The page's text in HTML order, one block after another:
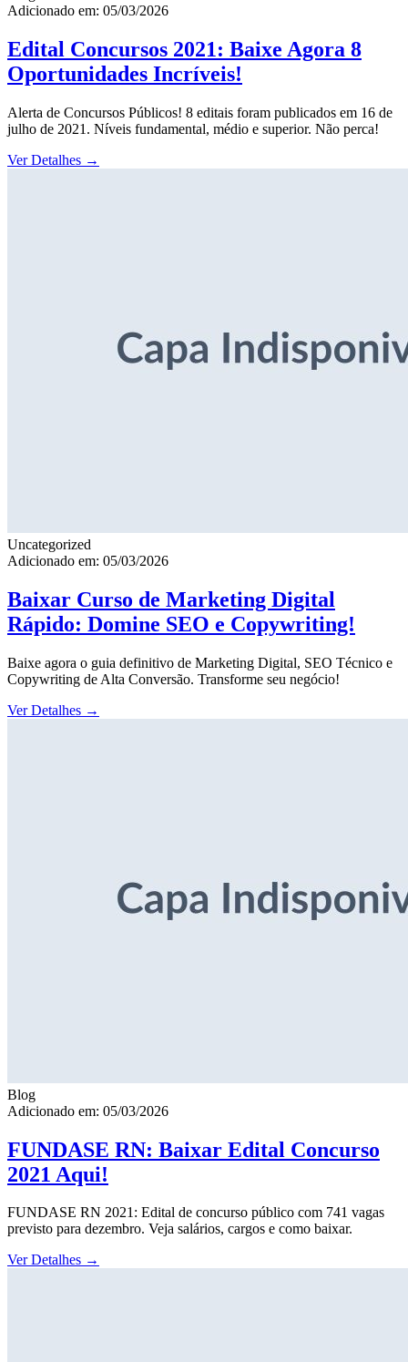
Adicionado em: 05/03/2026
Edital Concursos 2021: Baixe Agora 8
Oportunidades Incríveis!
Alerta de Concursos Públicos! 8 editais foram publicados em 16 de
julho de 2021. Níveis fundamental, médio e superior. Não perca!
Ver Detalhes →
Uncategorized
Adicionado em: 05/03/2026
Baixar Curso de Marketing Digital
Rápido: Domine SEO e Copywriting!
Baixe agora o guia definitivo de Marketing Digital, SEO Técnico e
Copywriting de Alta Conversão. Transforme seu negócio!
Ver Detalhes →
Blog
Adicionado em: 05/03/2026
FUNDASE RN: Baixar Edital Concurso
2021 Aqui!
FUNDASE RN 2021: Edital de concurso público com 741 vagas
previsto para dezembro. Veja salários, cargos e como baixar.
Ver Detalhes →